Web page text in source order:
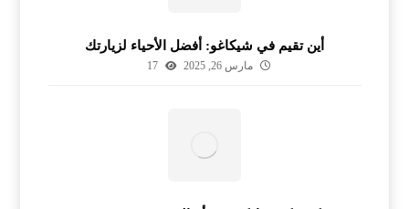
أين تقيم في شيكاغو: أفضل الأحياء لزيارتك
مارس 26, 2025 17